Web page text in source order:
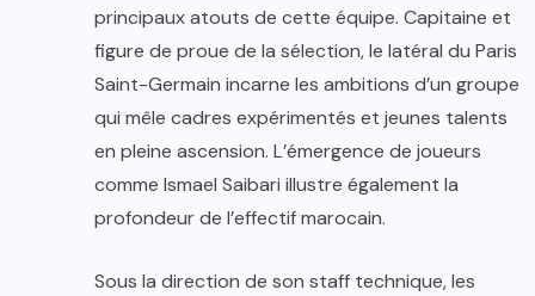
principaux atouts de cette équipe. Capitaine et
figure de proue de la sélection, le latéral du Paris
Saint-Germain incarne les ambitions d’un groupe
qui mêle cadres expérimentés et jeunes talents
en pleine ascension. L’émergence de joueurs
comme Ismael Saibari illustre également la
profondeur de l’effectif marocain.
Sous la direction de son staff technique, les